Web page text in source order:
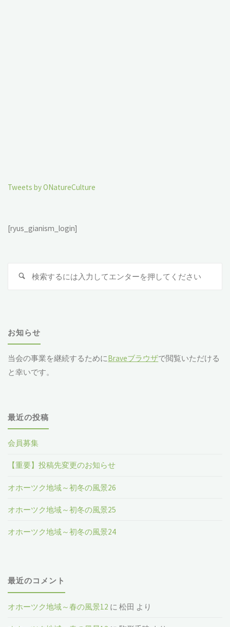
Tweets by ONatureCulture
[ryus_gianism_login]
お知らせ
当会の事業を継続するためにBraveブラウザで閲覧いただける
と幸いです。
最近の投稿
会員募集
【重要】投稿先変更のお知らせ
オホーツク地域～初冬の風景26
オホーツク地域～初冬の風景25
オホーツク地域～初冬の風景24
最近のコメント
オホーツク地域～春の風景12 に松田 より